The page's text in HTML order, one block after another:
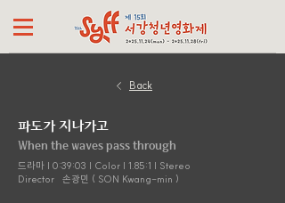
Back
파도가 지나가고
When the waves pass through
드라마 | 0:39:03 | Color | 1.85:1 | Stereo
Director
손광민 ( SON Kwang-min )